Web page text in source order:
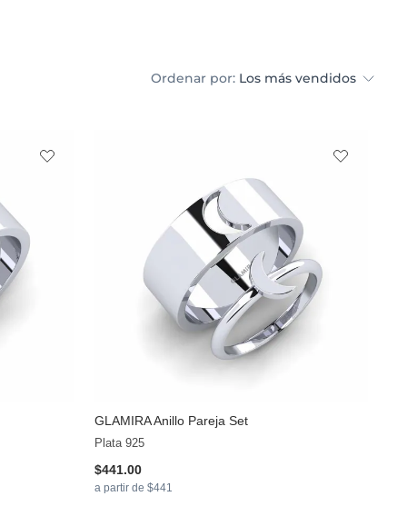
Ordenar por: Los más vendidos
GLAMIRAAnillo Pareja Set
Plata 925
$441.00
a partir de $441